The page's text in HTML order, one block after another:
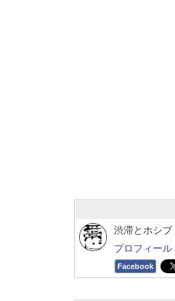
渋滞とホシブ
プロフィール
Facebook